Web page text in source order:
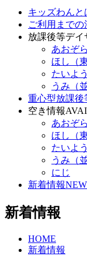
キッズわんと
ご利用までの
放課後等デイ
あおぞ
ほし（
たいよ
うみ（
重心型放課後
空き情報
あおぞ
ほし（
たいよ
うみ（
にじ
新着情報
新着情報
HOME
新着情報